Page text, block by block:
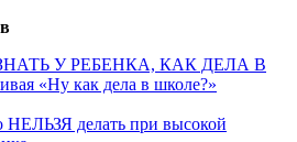
У РЕБЕНКА, КАК ДЕЛА В
«Ну как дела в школе?»
делать при высокой